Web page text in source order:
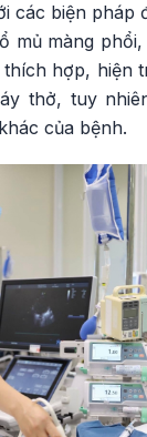
các biện pháp
mủ màng
thích hợp, hiện
thở, tuy
của bệnh.